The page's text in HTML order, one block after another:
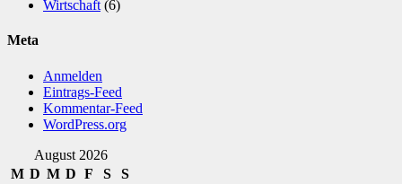
Wirtschaft (6)
Meta
Anmelden
Eintrags-Feed
Kommentar-Feed
WordPress.org
August 2026
M D M D F S S